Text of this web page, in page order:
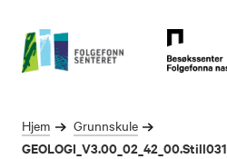
Hjem Grunnskule
GEOLOGI_V3.00_02_42_00.Still031